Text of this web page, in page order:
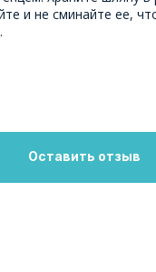
и не сминайте ее,
Оставить отзыв